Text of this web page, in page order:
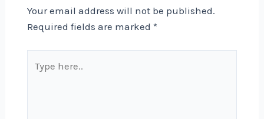
Your email address will not be published.
Required fields are marked *